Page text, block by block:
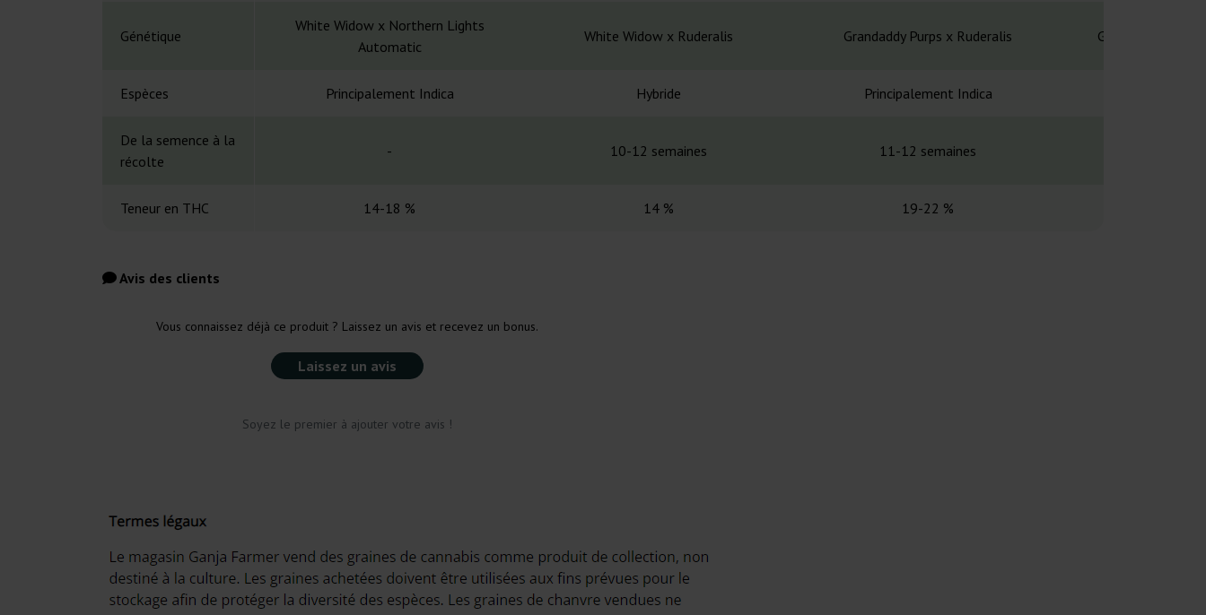
Génétique
White Widow x Northern Lights
Automatic
White Widow x Ruderalis Grandaddy Purps x Ruderalis GG4 x Animal
Espèces Principalement Indica Hybride Principalement Indica
De la semence à la
récolte
- 10-12 semaines 11-12 semaines
Teneur en THC 14-18 % 14 % 19-22 %
Avis des clients
Vous connaissez déjà ce produit ? Laissez un avis et recevez un bonus.
Laissez un avis
Soyez le premier à ajouter votre avis !